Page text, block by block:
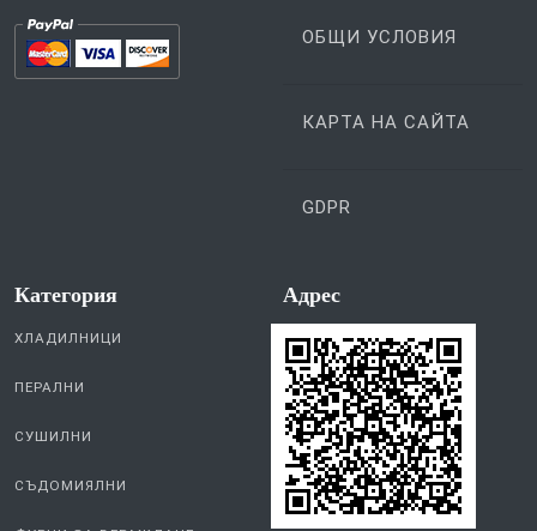
ОБЩИ УСЛОВИЯ
КАРТА НА САЙТА
GDPR
Категория
ХЛАДИЛНИЦИ
ПЕРАЛНИ
СУШИЛНИ
СЪДОМИЯЛНИ
Aдрес